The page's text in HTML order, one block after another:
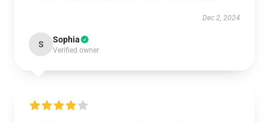
Dec 2, 2024
S Sophia
Verified owner